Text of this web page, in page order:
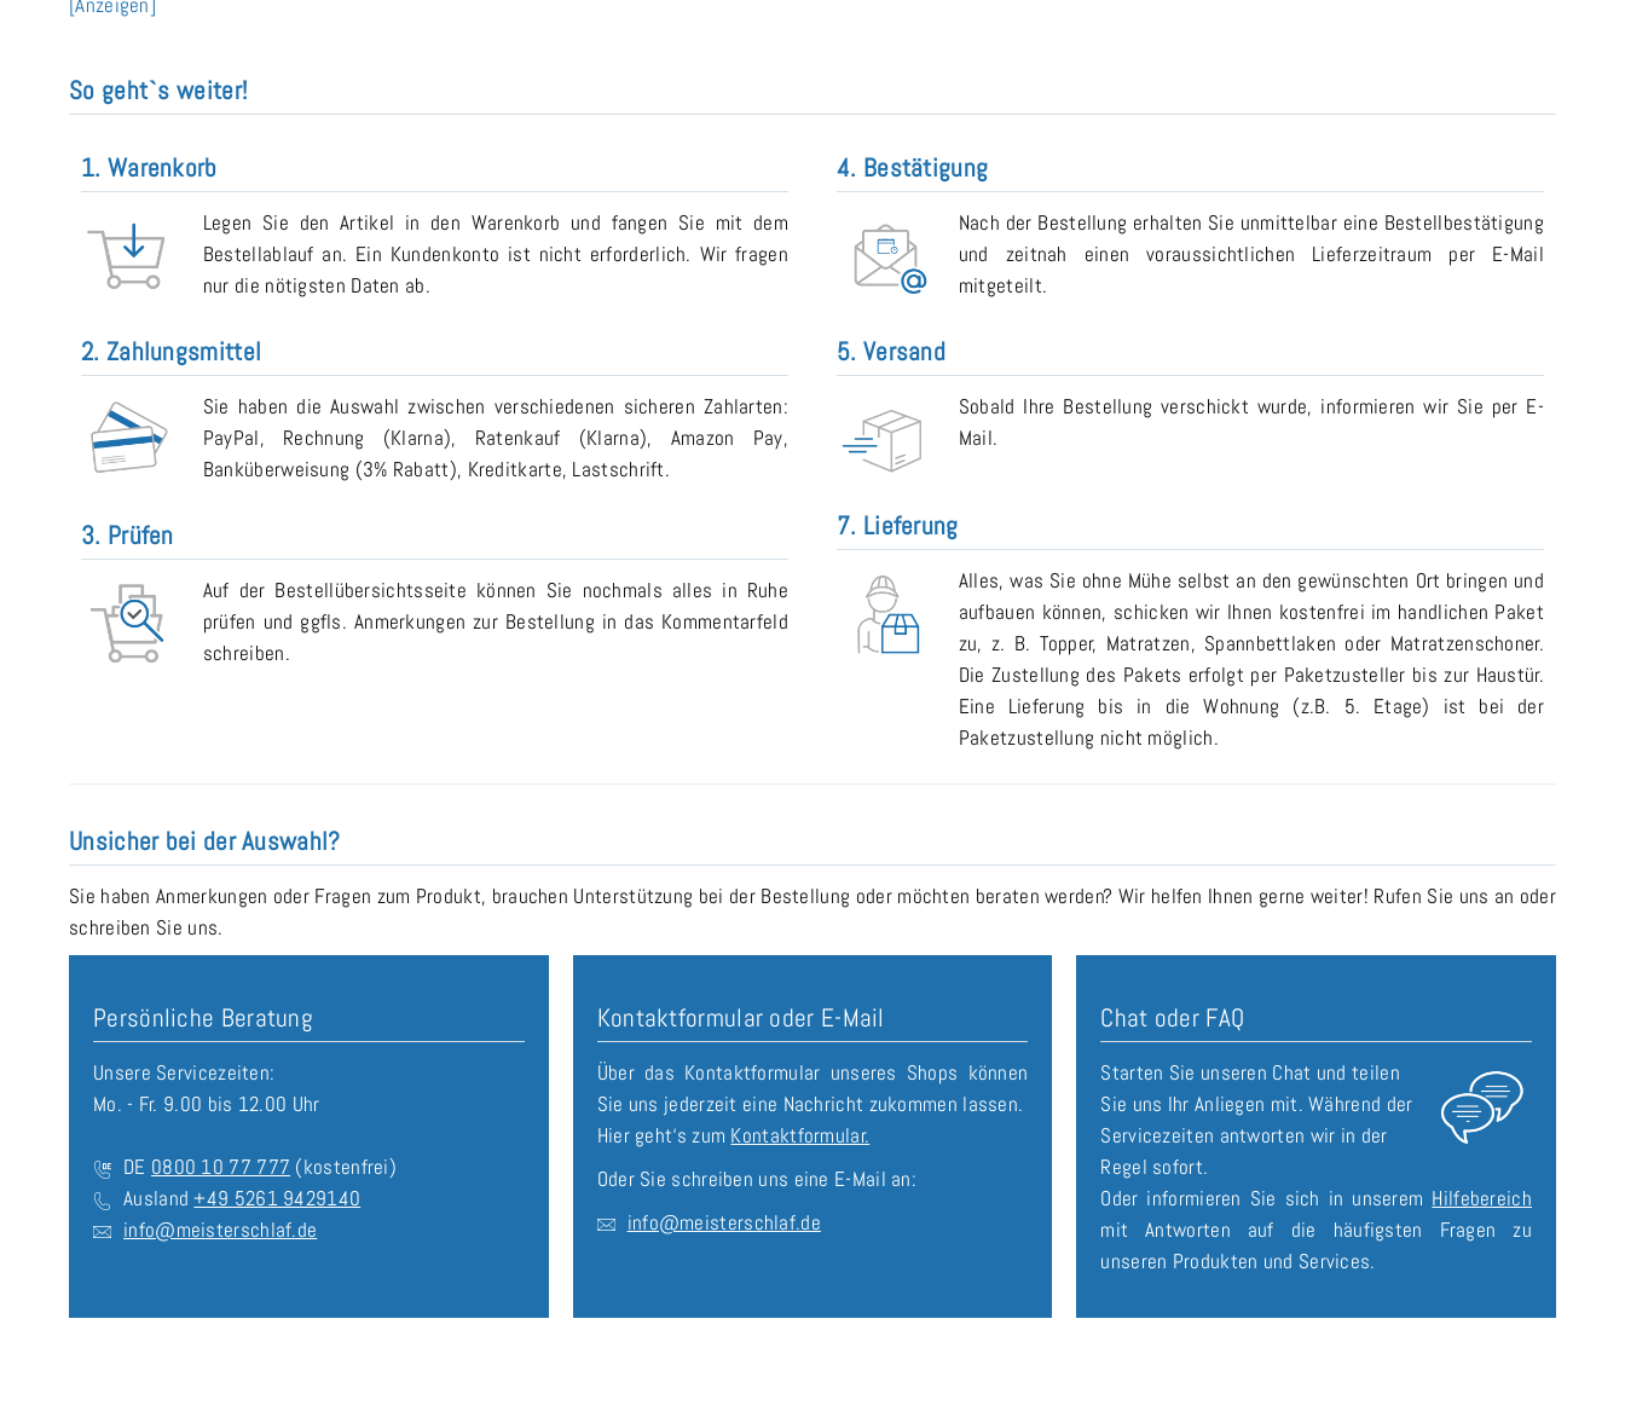
So geht`s weiter!
1. Warenkorb
Legen Sie den Artikel in den Warenkorb und fangen Sie mit dem
Bestellablauf an. Ein Kundenkonto ist nicht erforderlich. Wir fragen
nur die nötigsten Daten ab.
2. Zahlungsmittel
Sie haben die Auswahl zwischen verschiedenen sicheren Zahlarten:
PayPal, Rechnung (Klarna), Ratenkauf (Klarna), Amazon Pay,
Banküberweisung (3% Rabatt), Kreditkarte, Lastschrift.
3. Prüfen
Auf der Bestellübersichtsseite können Sie nochmals alles in Ruhe
prüfen und ggfls. Anmerkungen zur Bestellung in das Kommentarfeld
schreiben.
4. Bestätigung
Nach der Bestellung erhalten Sie unmittelbar eine Bestellbestätigung
und zeitnah einen voraussichtlichen Lieferzeitraum per E-Mail
mitgeteilt.
5. Versand
Sobald Ihre Bestellung verschickt wurde, informieren wir Sie per E-
Mail.
7. Lieferung
Alles, was Sie ohne Mühe selbst an den gewünschten Ort bringen und
aufbauen können, schicken wir Ihnen kostenfrei im handlichen Paket
zu, z. B. Topper, Matratzen, Spannbettlaken oder Matratzenschoner.
Die Zustellung des Pakets erfolgt per Paketzusteller bis zur Haustür.
Eine Lieferung bis in die Wohnung (z.B. 5. Etage) ist bei der
Paketzustellung nicht möglich.
Unsicher bei der Auswahl?
Sie haben Anmerkungen oder Fragen zum Produkt, brauchen Unterstützung bei der Bestellung oder möchten beraten werden? Wir helfen Ihnen gerne weiter! Rufen Sie uns an oder
schreiben Sie uns.
Persönliche Beratung
Unsere Servicezeiten:
Mo. - Fr. 9.00 bis 12.00 Uhr
DE 0800 10 77 777 (kostenfrei)
Ausland+49 5261 9429140
info@meisterschlaf.de
Kontaktformular oder E-Mail
Über das Kontaktformular unseres Shops können
Sie uns jederzeit eine Nachricht zukommen lassen.
Hier geht‘s zum Kontaktformular.
Oder Sie schreiben uns eine E-Mail an:
info@meisterschlaf.de
Chat oder FAQ
Starten Sie unseren Chat und teilen
Sie uns Ihr Anliegen mit. Während der
Servicezeiten antworten wir in der
Regel sofort.
Oder informieren Sie sich in unserem Hilfebereich
mit Antworten auf die häufigsten Fragen zu
unseren Produkten und Services.